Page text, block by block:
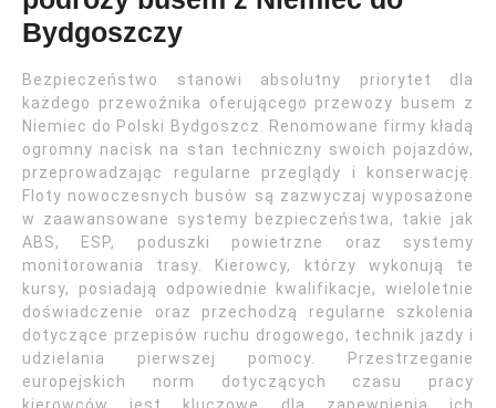
Bydgoszczy
Bezpieczeństwo stanowi absolutny priorytet dla
każdego przewoźnika oferującego przewozy busem z
Niemiec do Polski Bydgoszcz. Renomowane firmy kładą
ogromny nacisk na stan techniczny swoich pojazdów,
przeprowadzając regularne przeglądy i konserwację.
Floty nowoczesnych busów są zazwyczaj wyposażone
w zaawansowane systemy bezpieczeństwa, takie jak
ABS, ESP, poduszki powietrzne oraz systemy
monitorowania trasy. Kierowcy, którzy wykonują te
kursy, posiadają odpowiednie kwalifikacje, wieloletnie
doświadczenie oraz przechodzą regularne szkolenia
dotyczące przepisów ruchu drogowego, technik jazdy i
udzielania pierwszej pomocy. Przestrzeganie
europejskich norm dotyczących czasu pracy